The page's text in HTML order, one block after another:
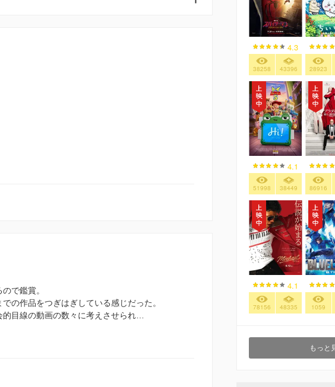
で鑑賞。
の作品をつぎはぎしている感じだった。
目線の動画の数々に考えさせられ…
4.3
38258 43396 28923
4.1
51998 38449 86916
4.1
78156 48335 1059
もっと